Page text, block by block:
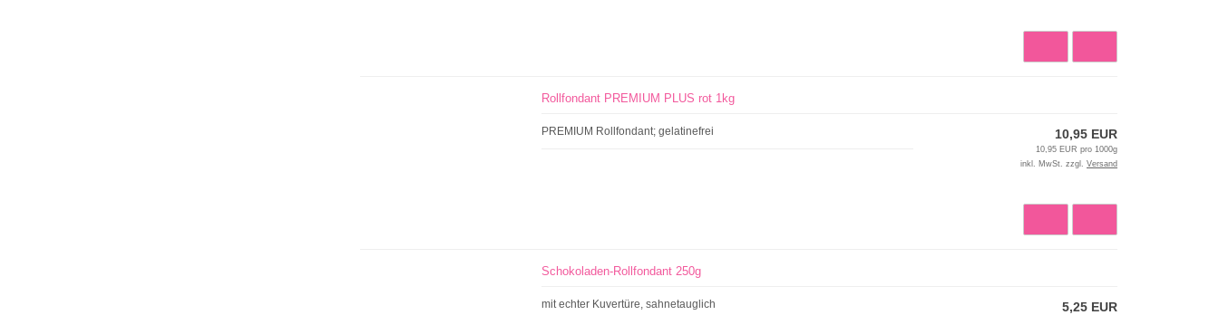
Rollfondant PREMIUM PLUS rot 1kg
PREMIUM Rollfondant; gelatinefrei 10,95 EUR
10,95 EUR pro 1000g
inkl. MwSt. zzgl. Versand
Schokoladen-Rollfondant 250g
mit echter Kuvertüre, sahnetauglich 5,25 EUR